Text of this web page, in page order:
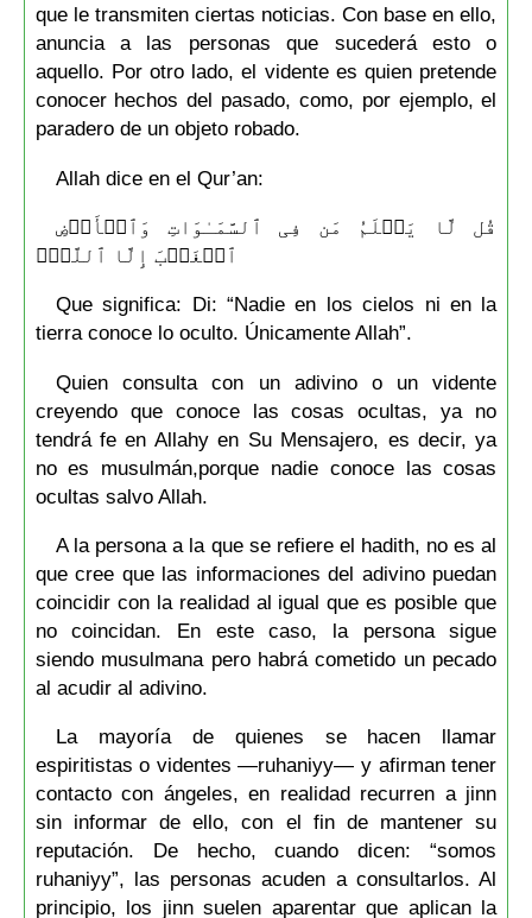
que le transmiten ciertas noticias. Con base en ello,
anuncia a las personas que sucederá esto o
aquello. Por otro lado, el vidente es quien pretende
conocer hechos del pasado, como, por ejemplo, el
paradero de un objeto robado.
Allah dice en el Qur’an:
قُل لَّا یَعۡلَمُ مَن فِی ٱلسَّمَـٰوَاتِ وَٱلۡأَرۡضِ
ٱلۡغَیۡبَ إِلَّا ٱللَّهُۚ
Que significa: Di: “Nadie en los cielos ni en la
tierra conoce lo oculto. Únicamente Allah”.
Quien consulta con un adivino o un vidente
creyendo que conoce las cosas ocultas, ya no
tendrá fe en Allahy en Su Mensajero, es decir, ya
no es musulmán,porque nadie conoce las cosas
ocultas salvo Allah.
A la persona a la que se refiere el hadith, no es al
que cree que las informaciones del adivino puedan
coincidir con la realidad al igual que es posible que
no coincidan. En este caso, la persona sigue
siendo musulmana pero habrá cometido un pecado
al acudir al adivino.
La mayoría de quienes se hacen llamar
espiritistas o videntes —ruhaniyy— y afirman tener
contacto con ángeles, en realidad recurren a jinn
sin informar de ello, con el fin de mantener su
reputación. De hecho, cuando dicen: “somos
ruhaniyy”, las personas acuden a consultarlos. Al
principio, los jinn suelen aparentar que aplican la